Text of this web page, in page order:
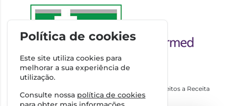
Autorizado a Disponibilizar Medicamentos Não Sujeitos a Receita
Médica através da Internet pelo Infarmed. I.P.
Política de cookies
Este site utiliza cookies para
melhorar a sua experiência de
utilização.
Consulte nossa política de cookies